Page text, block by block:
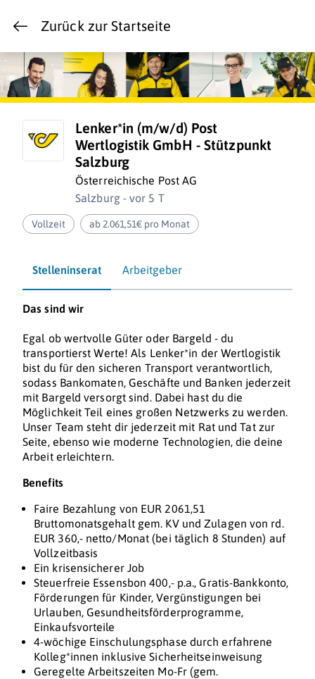
Zurück zur Startseite
Lenker*in (m/w/d) Post
Wertlogistik GmbH - Stützpunkt
Salzburg
Österreichische Post AG
Salzburg - vor 5 T
Vollzeit ab 2.061,51€ pro Monat
Stelleninserat Arbeitgeber
Das sind wir
Egal ob wertvolle Güter oder Bargeld - du
transportierst Werte! Als Lenker*in der Wertlogistik
bist du für den sicheren Transport verantwortlich,
sodass Bankomaten, Geschäfte und Banken jederzeit
mit Bargeld versorgt sind. Dabei hast du die
Möglichkeit Teil eines großen Netzwerks zu werden.
Unser Team steht dir jederzeit mit Rat und Tat zur
Seite, ebenso wie moderne Technologien, die deine
Arbeit erleichtern.
Benefits
Faire Bezahlung von EUR 2061,51
Bruttomonatsgehalt gem. KV und Zulagen von rd.
EUR 360,- netto/Monat (bei täglich 8 Stunden) auf
Vollzeitbasis
Ein krisensicherer Job
Steuerfreie Essensbon 400,- p.a., Gratis-Bankkonto,
Förderungen für Kinder, Vergünstigungen bei
Urlauben, Gesundheitsförderprogramme,
Einkaufsvorteile
4-wöchige Einschulungsphase durch erfahrene
Kolleg*innen inklusive Sicherheitseinweisung
Geregelte Arbeitszeiten Mo-Fr (gem.